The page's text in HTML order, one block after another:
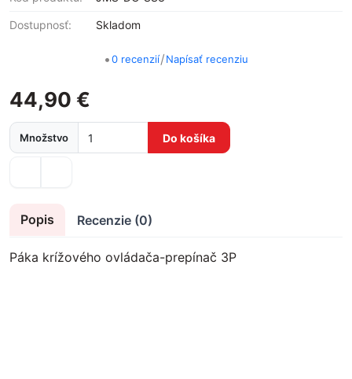
Dostupnosť: Skladom
•0 recenzií/Napísať recenziu
44,90 €
Množstvo Do košíka
Popis Recenzie (0)
Páka krížového ovládača-prepínač 3P